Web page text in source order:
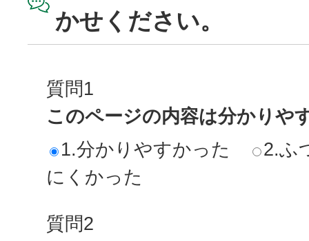
かせください。
質問1
このページの内容は分かりや
1.分かりやすかった
2.ふ
にくかった
質問2